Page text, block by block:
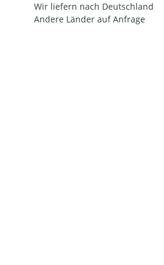
Wir liefern nach Deutschland
Andere Länder auf Anfrage